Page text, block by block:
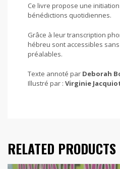
Ce livre propose une
bénédictions quotidiennes.
Grâce à leur transcription
hébreu sont accessibles
préalables.
Texte annoté par Deborah
Illustré par : Virginie
RELATED PRODUCTS